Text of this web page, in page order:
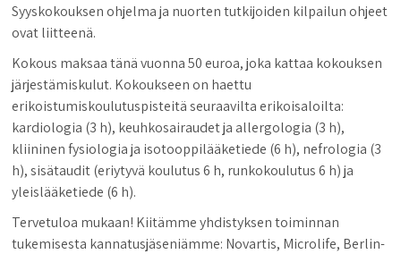
Syyskokouksen ohjelma ja nuorten tutkijoiden kilpailun ohjeet
ovat liitteenä.
Kokous maksaa tänä vuonna 50 euroa, joka kattaa kokouksen
järjestämiskulut. Kokoukseen on haettu
erikoistumiskoulutuspisteitä seuraavilta erikoisaloilta:
kardiologia (3 h), keuhkosairaudet ja allergologia (3 h),
kliininen fysiologia ja isotooppilääketiede (6 h), nefrologia (3
h), sisätaudit (eriytyvä koulutus 6 h, runkokoulutus 6 h) ja
yleislääketiede (6 h).
Tervetuloa mukaan! Kiitämme yhdistyksen toiminnan
tukemisesta kannatusjäseniämme: Novartis, Microlife, Berlin-